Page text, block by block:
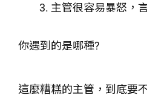
主管很容易暴怒，
你遇到的是哪種?
這麼糟糕的主管，到底要